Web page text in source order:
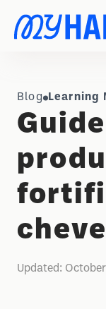
Blog Learning
Updated: